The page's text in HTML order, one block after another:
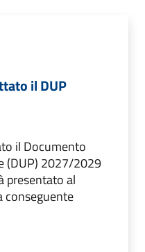
il DUP
il Documento
(DUP) 2027/2029
presentato al
conseguente